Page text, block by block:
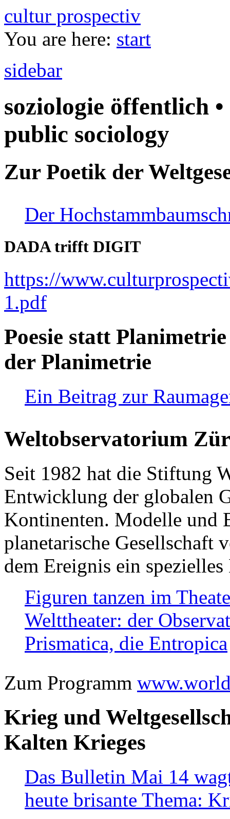
cultur prospectiv
You are here: start
sidebar
soziologie öffentlich
public sociology
Zur Poetik der
Der
DADA trifft DIGIT
https://
1.pdf
Poesie statt
der Planimetrie
Ein Beitrag zur
Weltobservatorium
Seit 1982 hat die Stiftung
Entwicklung der globalen
Kontinenten. Modelle und
planetarische Gesellschaft
dem Ereignis ein
Figuren tanzen im
Welttheater: der
Prismatica, die Entropica
Zum Programm
Krieg und
Kalten Krieges
Das Bulletin Mai 14
heute brisante Thema: